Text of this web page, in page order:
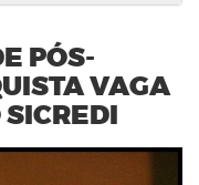
PÓS-
VAGA